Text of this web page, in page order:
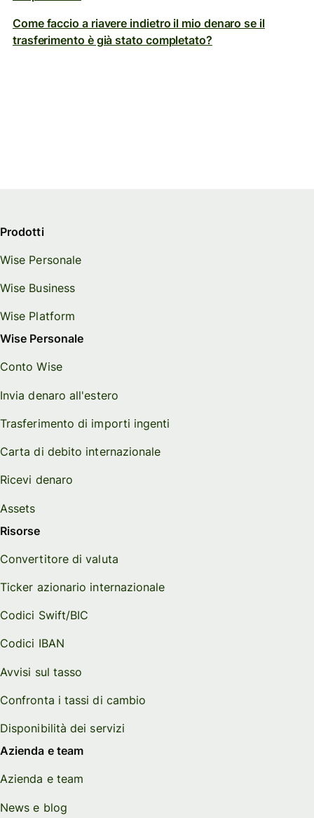
Come faccio a riavere indietro il mio denaro se il
trasferimento è già stato completato?
Prodotti
Wise Personale
Wise Business
Wise Platform
Wise Personale
Conto Wise
Invia denaro all'estero
Trasferimento di importi ingenti
Carta di debito internazionale
Ricevi denaro
Assets
Risorse
Convertitore di valuta
Ticker azionario internazionale
Codici Swift/BIC
Codici IBAN
Avvisi sul tasso
Confronta i tassi di cambio
Disponibilità dei servizi
Azienda e team
Azienda e team
News e blog